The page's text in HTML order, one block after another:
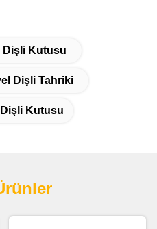
Dişli Kutusu
Dişli Tahriki
Kutusu